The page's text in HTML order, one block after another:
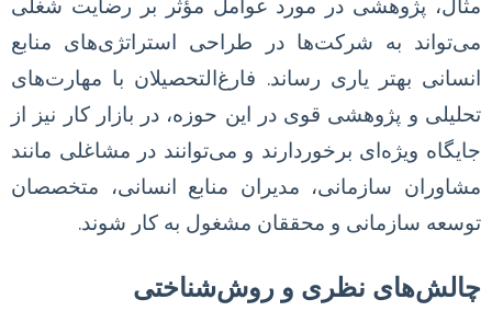
مثال، پژوهشی در مورد عوامل مؤثر بر رضایت شغلی
می‌تواند به شرکت‌ها در طراحی استراتژی‌های منابع
انسانی بهتر یاری رساند. فارغ‌التحصیلان با مهارت‌های
تحلیلی و پژوهشی قوی در این حوزه، در بازار کار نیز از
جایگاه ویژه‌ای برخوردارند و می‌توانند در مشاغلی مانند
مشاوران سازمانی، مدیران منابع انسانی، متخصصان
توسعه سازمانی و محققان مشغول به کار شوند.
چالش‌های نظری و روش‌شناختی